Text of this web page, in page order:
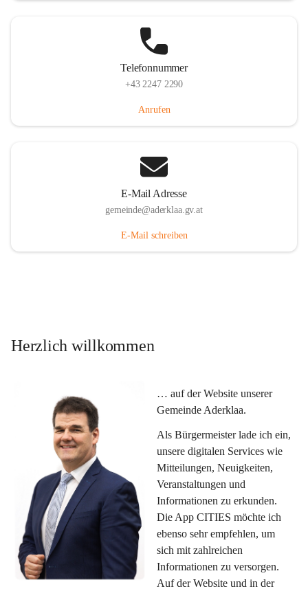
Telefonnummer
+43 2247 2290
Anrufen
E-Mail Adresse
gemeinde@aderklaa.gv.at
E-Mail schreiben
Herzlich willkommen
… auf der Website unserer
Gemeinde Aderklaa.
Als Bürgermeister lade ich ein,
unsere digitalen Services wie
Mitteilungen, Neuigkeiten,
Veranstaltungen und
Informationen zu erkunden.
Die App CITIES möchte ich
ebenso sehr empfehlen, um
sich mit zahlreichen
Informationen zu versorgen.
Auf der Website und in der